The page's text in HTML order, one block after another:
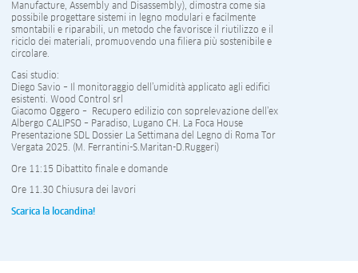
Manufacture, Assembly and Disassembly), dimostra come sia
possibile progettare sistemi in legno modulari e facilmente
smontabili e riparabili, un metodo che favorisce il riutilizzo e il
riciclo dei materiali, promuovendo una filiera più sostenibile e
circolare.
Casi studio:
Diego Savio – Il monitoraggio dell’umidità applicato agli edifici
esistenti. Wood Control srl
Giacomo Oggero – Recupero edilizio con soprelevazione dell’ex
Albergo CALIPSO – Paradiso, Lugano CH. La Foca House
Presentazione SDL Dossier La Settimana del Legno di Roma Tor
Vergata 2025. (M. Ferrantini-S.Maritan-D.Ruggeri)
Ore 11:15 Dibattito finale e domande
Ore 11.30 Chiusura dei lavori
Scarica la locandina!